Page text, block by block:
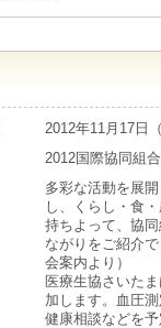
2012年11月17日
2012国際協同組
多彩な活動を展
し、くらし・食
持ちよって、協
ながりをご紹介
会案内より）
医療生協さいた
加します。血圧
健康相談などを予